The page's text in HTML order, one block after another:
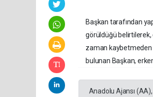
Başkan tarafından
görüldüğü
zaman kaybetmeden
bulunan Başkan,
Anadolu Ajansı